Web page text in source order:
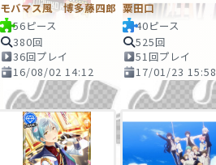
モバマス風 博多藤四郎
56ピース
380回
36回プレイ
16/08/02 14:12
粟田口
40ピース
525回
51回プレイ
17/01/23 15:58